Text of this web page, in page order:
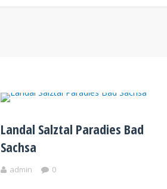
Landal Salztal Paradies Bad
Sachsa
admin 0